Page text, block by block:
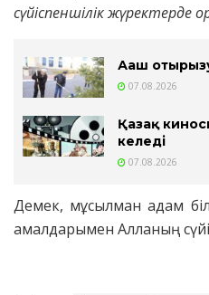
сүйіспеншілік
Ағаш
07.08.2026
Қазақ
келеді
07.08.2026
Демек, мұсылман адам
амалдарымен Алланың